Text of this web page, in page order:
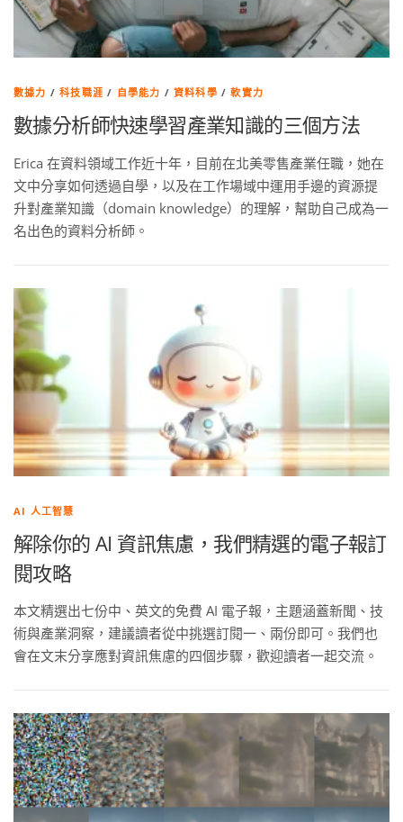
數據力 /科技職涯 / 自學能力 /資料科學 /軟實力
數據分析師快速學習產業知識的三個方法
Erica 在資料領域工作近十年，目前在北美零售產業任職，她在
文中分享如何透過自學，以及在工作場域中運用手邊的資源提
升對產業知識（domain knowledge）的理解，幫助自己成為一
名出色的資料分析師。
AI 人工智慧
解除你的 AI 資訊焦慮，我們精選的電子報訂
閱攻略
本文精選出七份中、英文的免費 AI 電子報，主題涵蓋新聞、技
術與產業洞察，建議讀者從中挑選訂閱一、兩份即可。我們也
會在文末分享應對資訊焦慮的四個步驟，歡迎讀者一起交流。